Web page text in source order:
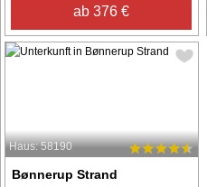
ab 376 €
Haus: 58190
Bønnerup Strand